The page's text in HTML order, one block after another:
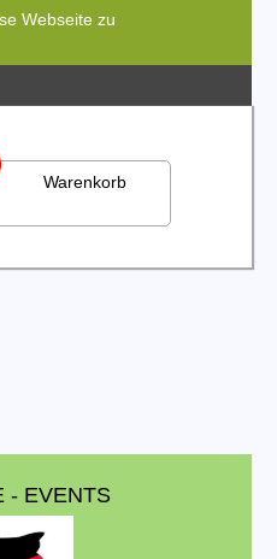
Webseite zu
Warenkorb
- EVENTS